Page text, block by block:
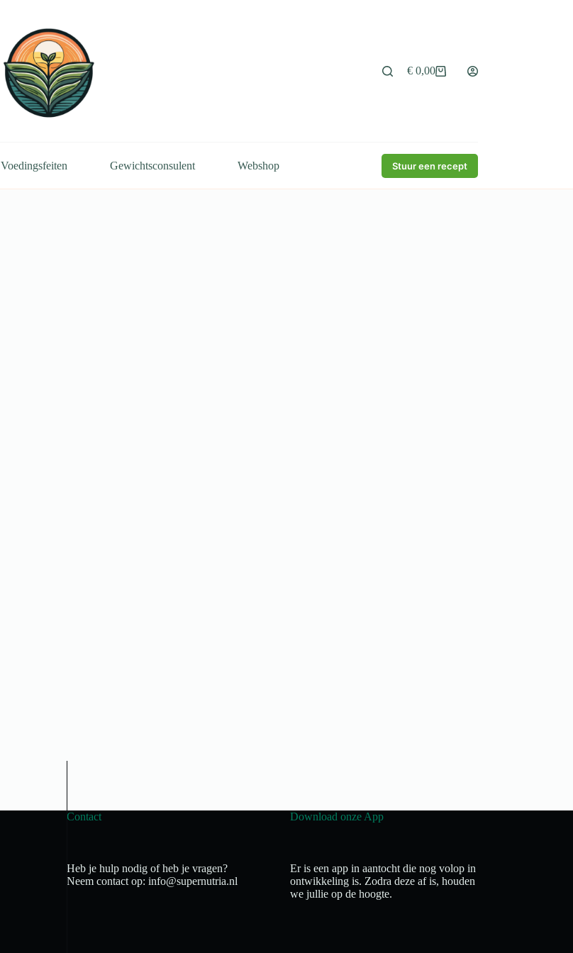
Winkelwagen
€0,00
Voedingsfeiten Gewichtsconsulent Webshop Stuur een recept
Contact
Heb je hulp nodig of heb je vragen?
Neem contact op: info@supernutria.nl
Download onze App
Er is een app in aantocht die nog volop in
ontwikkeling is. Zodra deze af is, houden
we jullie op de hoogte.